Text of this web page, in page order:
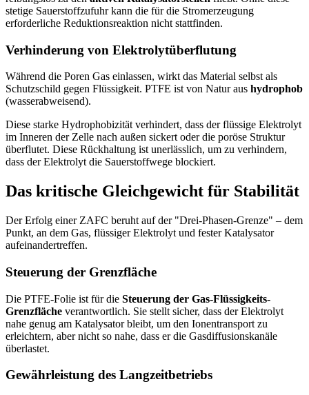
stetige Sauerstoffzufuhr kann die für die Stromerzeugung
erforderliche Reduktionsreaktion nicht stattfinden.
Verhinderung von Elektrolytüberflutung
Während die Poren Gas einlassen, wirkt das Material selbst als
Schutzschild gegen Flüssigkeit. PTFE ist von Natur aus hydrophob
(wasserabweisend).
Diese starke Hydrophobizität verhindert, dass der flüssige Elektrolyt
im Inneren der Zelle nach außen sickert oder die poröse Struktur
überflutet. Diese Rückhaltung ist unerlässlich, um zu verhindern,
dass der Elektrolyt die Sauerstoffwege blockiert.
Das kritische Gleichgewicht für Stabilität
Der Erfolg einer ZAFC beruht auf der "Drei-Phasen-Grenze" – dem
Punkt, an dem Gas, flüssiger Elektrolyt und fester Katalysator
aufeinandertreffen.
Steuerung der Grenzfläche
Die PTFE-Folie ist für die Steuerung der Gas-Flüssigkeits-
Grenzfläche verantwortlich. Sie stellt sicher, dass der Elektrolyt
nahe genug am Katalysator bleibt, um den Ionentransport zu
erleichtern, aber nicht so nahe, dass er die Gasdiffusionskanäle
überlastet.
Gewährleistung des Langzeitbetriebs